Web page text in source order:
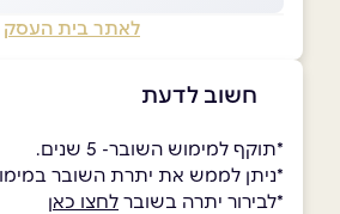
לאתר בית העסק
חשוב לדעת
*תוקף למימוש השובר- 5 שנים.
*ניתן לממש את יתרת השובר
*לבירור יתרה בשובר לחצו כאן